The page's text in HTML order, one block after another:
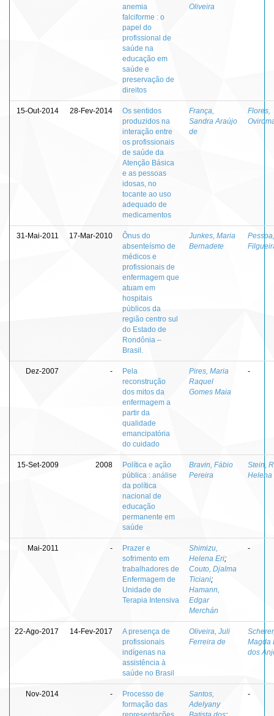
anemia
falciforme : o
papel do
profissional de
saúde na
educação em
saúde e
preservação de
direitos
Oliveira
15-Out-2014 28-Fev-2014
Os sentidos
produzidos na
interação entre
os profissionais
de saúde da
Atenção Básica
e as pessoas
idosas, no
tocante ao uso
adequado de
medicamentos
França,
Sandra Araújo
de
Flores,
31-Mai-2011 17-Mar-2010
Ônus do
absenteísmo de
médicos e
profissionais de
enfermagem que
atuam em
hospitais
públicos da
região centro sul
do Estado de
Rondônia –
Brasil.
Junkes, Maria
Bernadete
Dez-2007 -
Pela
reconstrução
dos mitos da
enfermagem a
partir da
qualidade
emancipatória
do cuidado
Pires, Maria
Raquel
Gomes Maia
-
15-Set-2009 2008
Política e ação
pública : análise
da política
nacional de
educação
permanente em
saúde
Bravin, Fábio
Pereira
Stein,
Helena
Mai-2011 -
Prazer e
sofrimento em
trabalhadores de
Enfermagem de
Unidade de
Terapia Intensiva
Shimizu,
Helena Eri;
Couto, Djalma
Ticiani;
Hamann,
Edgar
Merchán
-
22-Ago-2017 14-Fev-2017
A presença de
profissionais
indígenas na
assistência à
saúde no Brasil
Oliveira, Juli
Ferreira de
Magda
dos
Nov-2014 -
Processo de
formação das
Santos,
Adelyany
-